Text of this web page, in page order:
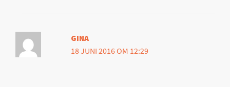
GINA
18 JUNI 2016 OM 12:29